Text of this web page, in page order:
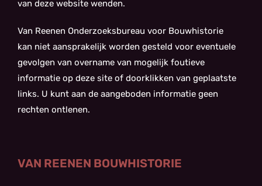
van deze website wenden.
Van Reenen Onderzoeksbureau voor Bouwhistorie
kan niet aansprakelijk worden gesteld voor eventuele
gevolgen van overname van mogelijk foutieve
informatie op deze site of doorklikken van geplaatste
links. U kunt aan de aangeboden informatie geen
rechten ontlenen.
VAN REENEN BOUWHISTORIE